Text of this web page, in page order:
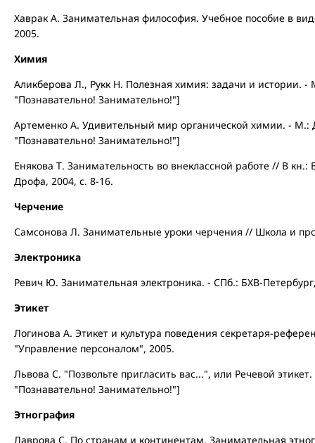
Хаврак А. Занимательная философия. Учебное пособие в
2005.
Химия
Аликберова Л., Рукк Н. Полезная химия: задачи и истории.
"Познавательно! Занимательно!"]
Артеменко А. Удивительный мир органической химии. - М.:
"Познавательно! Занимательно!"]
Енякова Т. Занимательность во внеклассной работе // В
Дрофа, 2004, с. 8-16.
Черчение
Самсонова Л. Занимательные уроки черчения // Школа и
Электроника
Ревич Ю. Занимательная электроника. - СПб.: БХВ-
Этикет
Логинова А. Этикет и культура поведения секретаря-
"Управление персоналом", 2005.
Львова C. "Позвольте пригласить вас...", или Речевой
"Познавательно! Занимательно!"]
Этнография
Лаврова С. По странам и континентам. Занимательная